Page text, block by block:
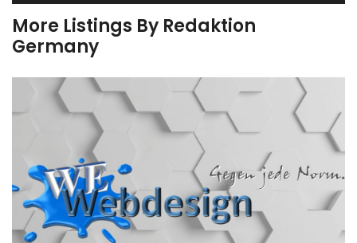
More Listings By Redaktion
Germany